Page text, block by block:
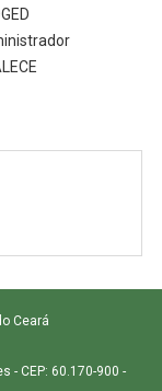
Ceará
- CEP: 60.170-900 -